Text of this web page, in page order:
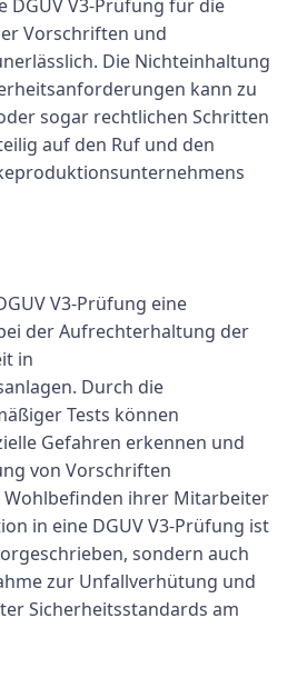
DGUV V3-Prüfung für die
Vorschriften und
Die Nichteinhaltung
kann zu
sogar rechtlichen Schritten
auf den Ruf und den
V3-Prüfung eine
der Aufrechterhaltung der
in
Durch die
Tests können
Gefahren erkennen und
von Vorschriften
Wohlbefinden ihrer Mitarbeiter
in eine DGUV V3-Prüfung ist
sondern auch
zur Unfallverhütung und
Sicherheitsstandards am